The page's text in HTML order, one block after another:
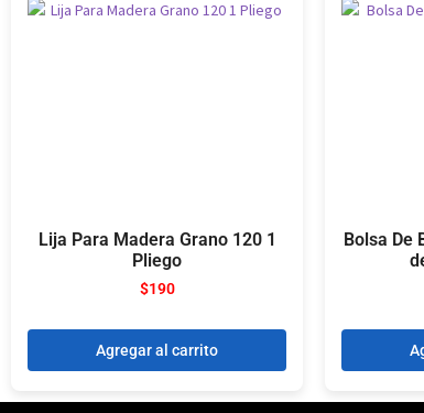
Lija Para Madera Grano 120 1
Pliego
$190
Agregar al carrito
Bolsa De